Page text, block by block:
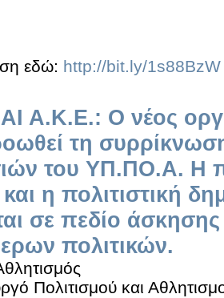
εδώ: http://bit.ly/1s88BzW
Α.Κ.Ε.: O νέος
τη
του ΥΠ.ΠΟ.Α. Η
η πολιτιστική
σε πεδίο
πολιτικών.
Πολιτισμού και